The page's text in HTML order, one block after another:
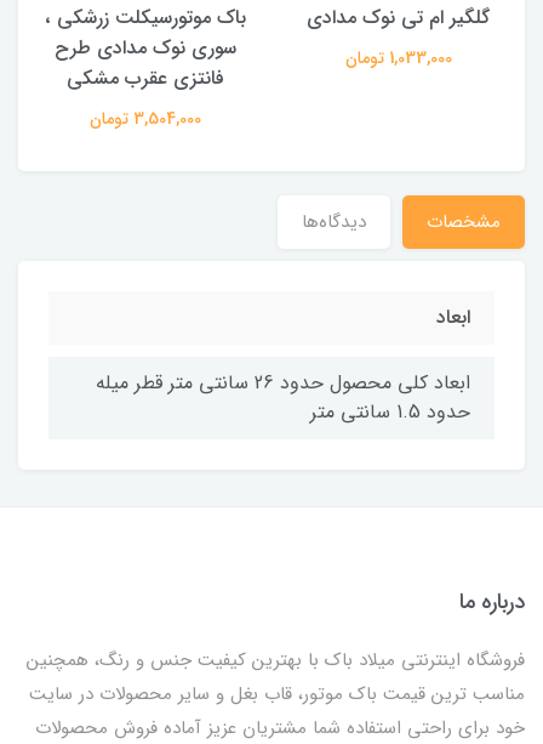
گلگیر ام تی نوک مدادی
1,033,000 تومان
باک موتورسیکلت زرشکی ،
سوری نوک مدادی طرح
فانتزی عقرب مشکی
3,504,000 تومان
مشخصات دیدگاه‌ها
ابعاد
ابعاد کلی محصول حدود 26 سانتی متر قطر میله
حدود 1.5 سانتی متر
درباره ما
فروشگاه اینترنتی میلاد باک با بهترین کیفیت جنس و رنگ، همچنین
مناسب ترین قیمت باک موتور، قاب بغل و سایر محصولات در سایت
خود برای راحتی استفاده شما مشتریان عزیز آماده فروش محصولات